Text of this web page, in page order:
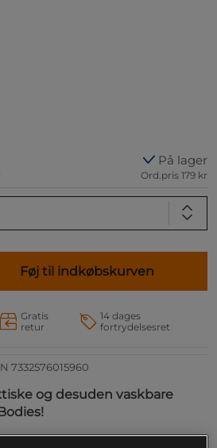
Ord.pris 179 kr
På lager
Føj til indkøbskurven
Gratis
retur
14 dages
fortrydelsesret
7332576015960
og desuden vaskbare